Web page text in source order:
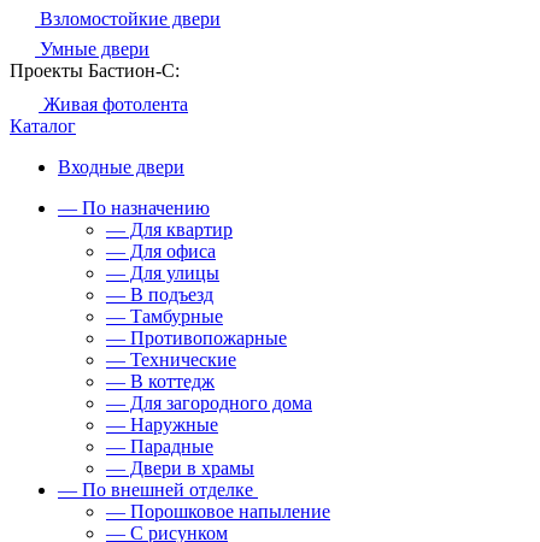
Взломостойкие двери
Умные двери
Проекты Бастион-С:
Живая фотолента
Каталог
Входные двери
— По назначению
— Для квартир
— Для офиса
— Для улицы
— В подъезд
— Тамбурные
— Противопожарные
— Технические
— В коттедж
— Для загородного дома
— Наружные
— Парадные
— Двери в храмы
— По внешней отделке
— Порошковое напыление
— С рисунком